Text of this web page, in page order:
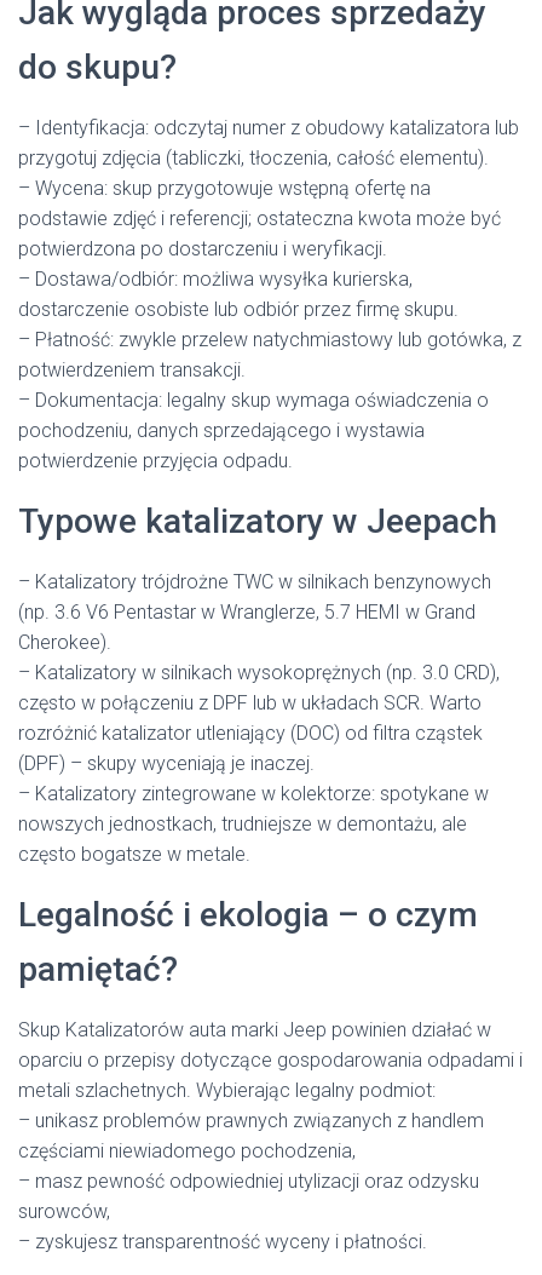
Jak wygląda proces sprzedaży
do skupu?
– Identyfikacja: odczytaj numer z obudowy katalizatora lub
przygotuj zdjęcia (tabliczki, tłoczenia, całość elementu).
– Wycena: skup przygotowuje wstępną ofertę na
podstawie zdjęć i referencji; ostateczna kwota może być
potwierdzona po dostarczeniu i weryfikacji.
– Dostawa/odbiór: możliwa wysyłka kurierska,
dostarczenie osobiste lub odbiór przez firmę skupu.
– Płatność: zwykle przelew natychmiastowy lub gotówka, z
potwierdzeniem transakcji.
– Dokumentacja: legalny skup wymaga oświadczenia o
pochodzeniu, danych sprzedającego i wystawia
potwierdzenie przyjęcia odpadu.
Typowe katalizatory w Jeepach
– Katalizatory trójdrożne TWC w silnikach benzynowych
(np. 3.6 V6 Pentastar w Wranglerze, 5.7 HEMI w Grand
Cherokee).
– Katalizatory w silnikach wysokoprężnych (np. 3.0 CRD),
często w połączeniu z DPF lub w układach SCR. Warto
rozróżnić katalizator utleniający (DOC) od filtra cząstek
(DPF) – skupy wyceniają je inaczej.
– Katalizatory zintegrowane w kolektorze: spotykane w
nowszych jednostkach, trudniejsze w demontażu, ale
często bogatsze w metale.
Legalność i ekologia – o czym
pamiętać?
Skup Katalizatorów auta marki Jeep powinien działać w
oparciu o przepisy dotyczące gospodarowania odpadami i
metali szlachetnych. Wybierając legalny podmiot:
– unikasz problemów prawnych związanych z handlem
częściami niewiadomego pochodzenia,
– masz pewność odpowiedniej utylizacji oraz odzysku
surowców,
– zyskujesz transparentność wyceny i płatności.